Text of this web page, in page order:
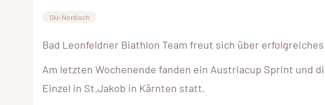
Ski-Nordisch
Bad Leonfeldner Biathlon Team freut sich über
Am letzten Wochenende fanden ein Austriacup Sprint und
Einzel in St.Jakob in Kärnten statt.